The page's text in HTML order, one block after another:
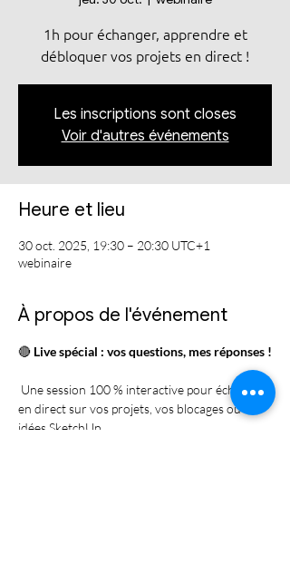
1h pour échanger, apprendre et
Les inscriptions sont closes
Voir d'autres événements
Heure et lieu
30 oct. 2025, 19:30 – 20:30 UTC+1
webinaire
À propos de l'événement
🔴 Live spécial : vos questions, mes réponses !
en direct sur vos projets, vos blocages ou vos
idées SketchUp.